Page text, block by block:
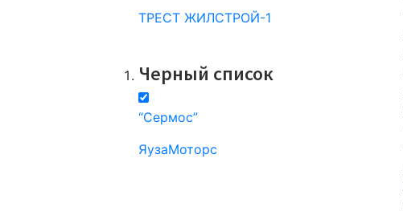
ТРЕСТ ЖИЛСТРОЙ-1
Черный список
“Сермос”
ЯузаМоторс